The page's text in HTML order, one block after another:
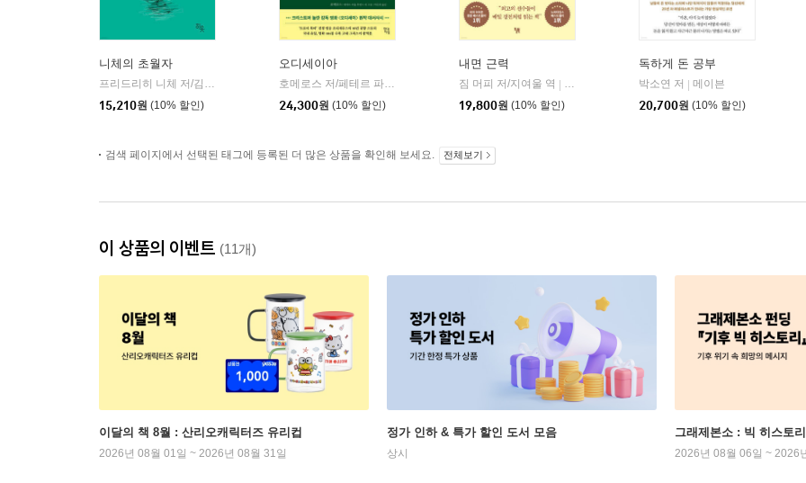
니체의 초월자
프리드리히 니체 저/김철 편역
15,210원 (10% 할인)
오디세이아
호메로스 저/페테르 파울 루벤스 그림/박문재 역 | 현대지성
24,300원 (10% 할인)
내면 근력
짐 머피 저/지여울 역
윌북(willbook)
19,800원 (10% 할인)
독하게 돈 공부
박소연 저
메이븐
20,700원 (10% 할인)
검색 페이지에서 선택된 태그에 등록된 더 많은 상품을 확인해 보세요. 전체보기
이 상품의 이벤트 (11개)
이달의 책 8월 : 산리오캐릭터즈 유리컵
2026년 08월 01일 ~ 2026년 08월 31일
정가 인하 & 특가 할인 도서 모음
상시
그래제본소 : 빅 히스토리
2026년 08월 06일 ~ 2026